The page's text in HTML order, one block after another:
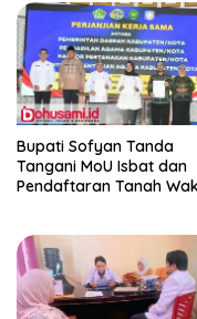
Bupati Sofyan Tanda
Tangani MoU Isbat dan
Pendaftaran Tanah